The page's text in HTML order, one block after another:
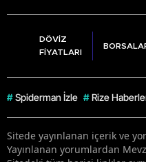
DÖVİZ
FİYATLARI
# Spiderman İzle # Rize
Sitede yayınlanan içerik ve
Yayınlanan yorumlardan